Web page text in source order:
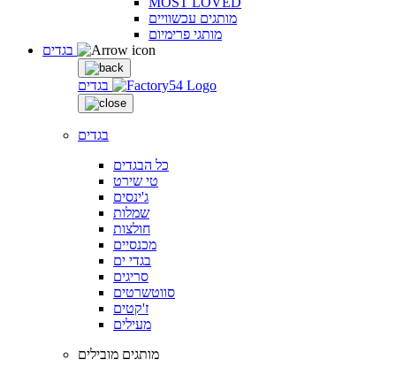
מותגים עכשוויים
מותגי פרימיום
בגדים
בגדים
כל הבגדים
טי שירט
ג'ינסים
שמלות
חולצות
מכנסיים
בגדי ים
סריגים
סווטשרטים
ז'קטים
מעילים
מותגים מובילים